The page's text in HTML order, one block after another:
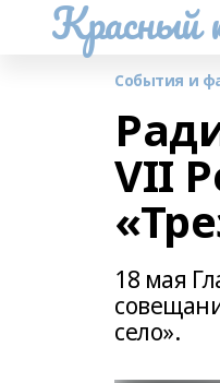
События и
VII
18 мая
село».